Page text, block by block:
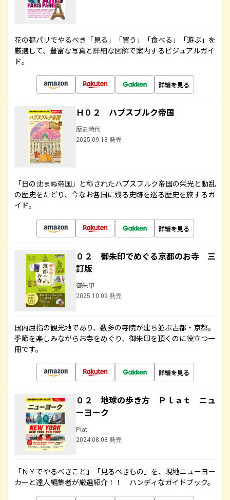
花の都パリでやるべき「見る」「買う」「食べる」「遊ぶ」を
厳選して、豊富な写真と詳細な図解で案内するビジュアルガイ
ド。
詳細を見る
Ｈ０２ ハプスブルク帝国
歴史時代
2025.09.18 発売
「日の沈まぬ帝国」と称されたハプスブルク帝国の栄光と動乱
の歴史をたどり、今なお各国に残る史跡を巡る歴史を旅するガ
イド。
詳細を見る
０２ 御朱印でめぐる京都のお寺 三
訂版
御朱印
2025.10.09 発売
国内屈指の観光地であり、数多の寺院が建ち並ぶ古都・京都。
季節を楽しみながらお寺をめぐり、御朱印を頂くのに役立つ一
冊です。
詳細を見る
０２ 地球の歩き方 Ｐｌａｔ ニュ
ーヨーク
Plat
2024.08.08 発売
「ＮＹでやるべきこと」「見るべきもの」を、現地ニューヨー
カーと達人編集者が厳選紹介！！ ハンディなガイドブック。